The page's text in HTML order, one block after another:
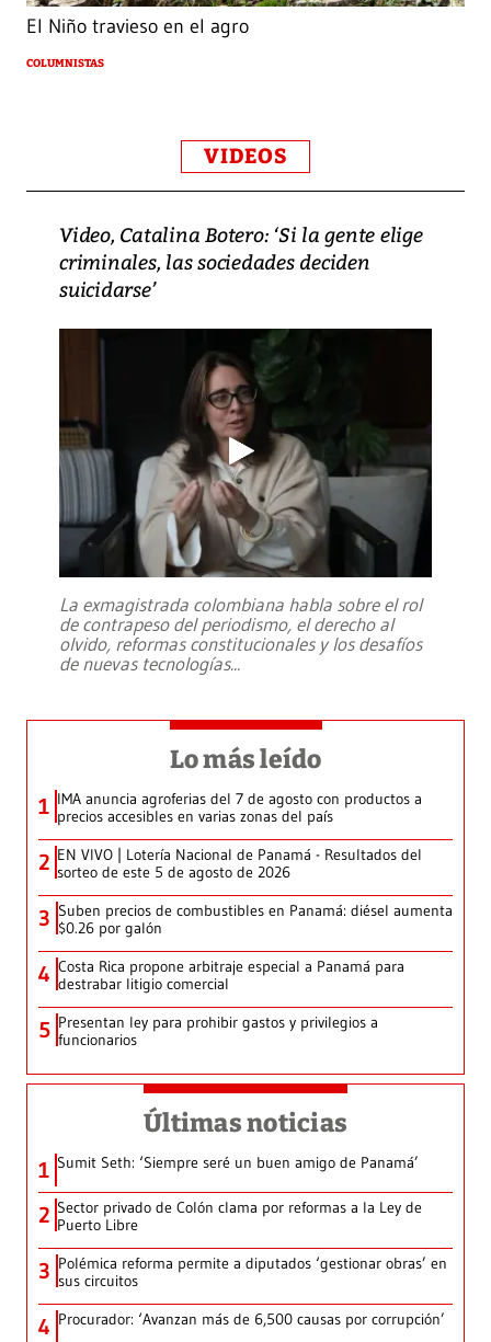
El Niño travieso en el agro
COLUMNISTAS
VIDEOS
Video, Catalina Botero: ‘Si la gente elige
criminales, las sociedades deciden
suicidarse’
La exmagistrada colombiana habla sobre el rol
de contrapeso del periodismo, el derecho al
olvido, reformas constitucionales y los desafíos
de nuevas tecnologías...
Lo más leído
1 IMA anuncia agroferias del 7 de agosto con productos a
precios accesibles en varias zonas del país
2 EN VIVO | Lotería Nacional de Panamá - Resultados del
sorteo de este 5 de agosto de 2026
3 Suben precios de combustibles en Panamá: diésel aumenta
$0.26 por galón
4 Costa Rica propone arbitraje especial a Panamá para
destrabar litigio comercial
5 Presentan ley para prohibir gastos y privilegios a
funcionarios
Últimas noticias
1 Sumit Seth: ‘Siempre seré un buen amigo de Panamá’
2 Sector privado de Colón clama por reformas a la Ley de
Puerto Libre
3 Polémica reforma permite a diputados ‘gestionar obras’ en
sus circuitos
4 Procurador: ‘Avanzan más de 6,500 causas por corrupción’